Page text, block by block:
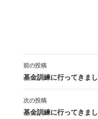
投
稿
ナ
ビ
前の投稿
基金訓練に行ってきま
次の投稿
基金訓練に行ってきま